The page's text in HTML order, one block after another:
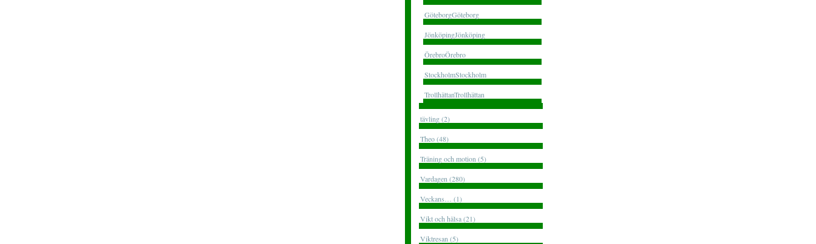
GöteborgGöteborg
JönköpingJönköping
ÖrebroÖrebro
StockholmStockholm
TrollhättanTrollhättan
tävling (2)
Theo (48)
Träning och motion (5)
Vardagen (280)
Veckans… (1)
Vikt och hälsa (21)
Viktresan (5)